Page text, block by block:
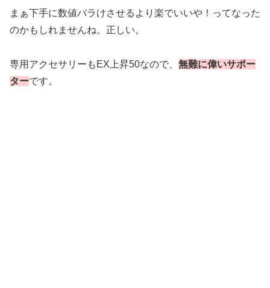
まぁ下手に数値バラけさせるより楽でいいや！ってなった
のかもしれませんね。正しい。
専用アクセサリーもEX上昇50なので、 無難に偉いサポー
ターです。